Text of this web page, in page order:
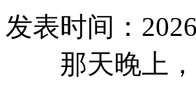
发表时间：
那天晚上，